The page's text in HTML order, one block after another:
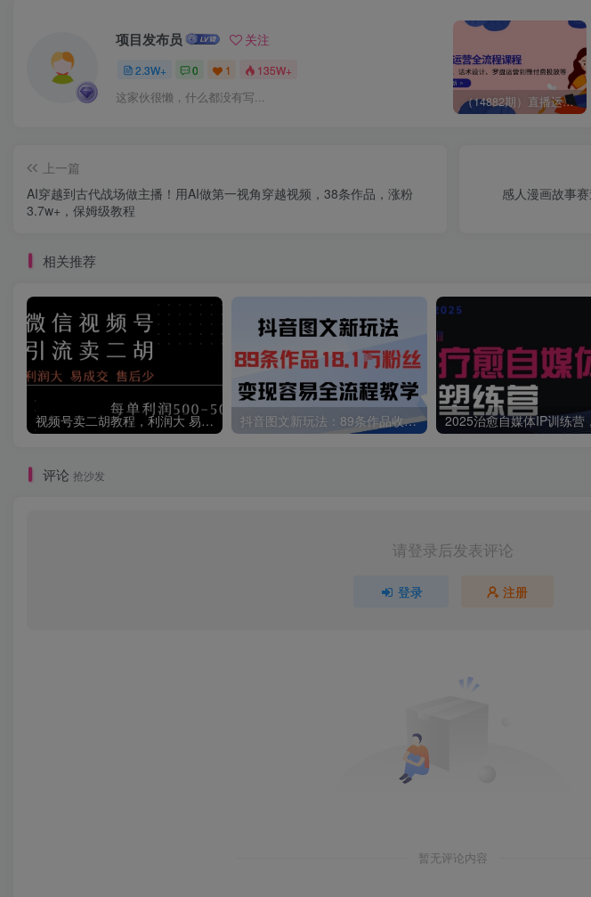
项目发布员 关注
2.3W+ 0 1 135W+
这家伙很懒，什么都没有写... （14882期）直播运营全流程课程-5月更新：从起号、话术设计、罗盘运营到微付费投放等
上一篇
AI穿越到古代战场做主播！用AI做第一视角穿越视频，38条作品，涨粉
3.7w+，保姆级教程
感人漫画故事
相关推荐
视频号卖二胡教程，利润大 易成交 售后少，一单利润5张+ 抖音图文新玩法：89条作品收获18.1W粉丝，变现容易全流程教学
评论 抢沙发
请登录后发表评论
登录 注册
暂无评论内容